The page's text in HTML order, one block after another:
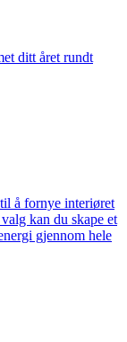
ditt året rundt
å fornye interiøret
kan du skape et
gjennom hele